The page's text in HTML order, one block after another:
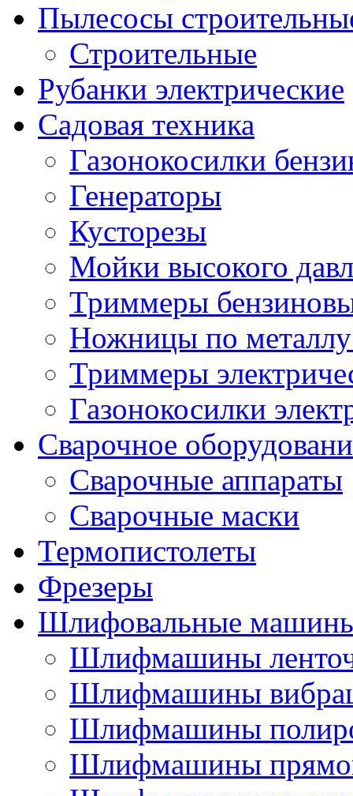
Пылесосы
Строительные
Рубанки электрические
Садовая техника
Газонокосилки
Генераторы
Кусторезы
Мойки высокого
Триммеры
Ножницы по металлу
Триммеры
Газонокосилки
Сварочное
Сварочные аппараты
Сварочные маски
Термопистолеты
Фрезеры
Шлифовальные
Шлифмашины
Шлифмашины
Шлифмашины
Шлифмашины